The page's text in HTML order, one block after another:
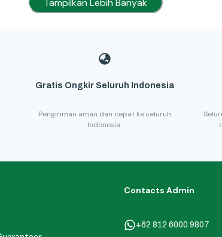
Tampilkan Lebih Banyak
Gratis Ongkir Seluruh Indonesia
Pengiriman aman dan cepat ke seluruh
Indonesia.
Contacts Admin
+62 812 6000 9807